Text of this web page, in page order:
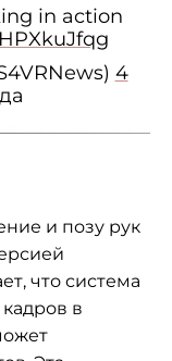
in action
4
и позу рук
что система
в